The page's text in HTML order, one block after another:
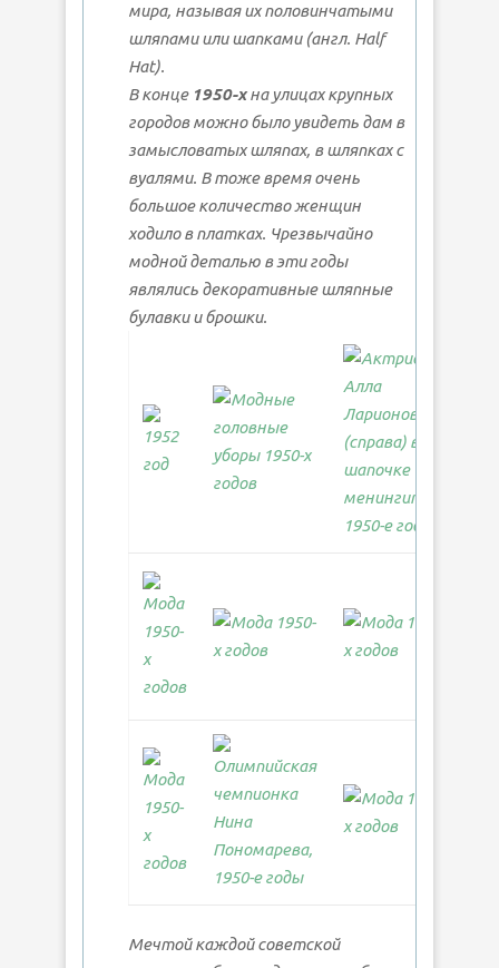
мира, называя их половинчатыми
шляпами или шапками (англ. Half
Hat).
В конце 1950-хна улицах крупных
городов можно было увидеть дам в
замысловатых шляпах, в шляпках с
вуалями. В тоже время очень
большое количество женщин
ходило в платках. Чрезвычайно
модной деталью в эти годы
являлись декоративные шляпные
булавки и брошки.
Мечтой каждой советской